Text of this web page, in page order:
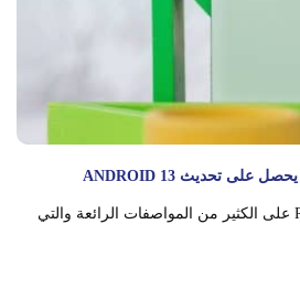
حصل جوال Realme GT2 Pro على الكثير من المواصفات الرائعة والتي